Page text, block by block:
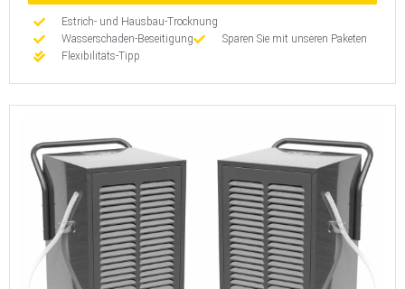
Estrich- und Hausbau-Trocknung
Wasserschaden-Beseitigung
Sparen Sie mit unseren Paketen
Flexibilitäts-Tipp